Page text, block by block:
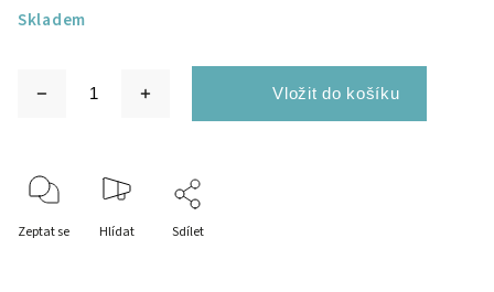
Skladem
Zeptat se Hlídat Sdílet